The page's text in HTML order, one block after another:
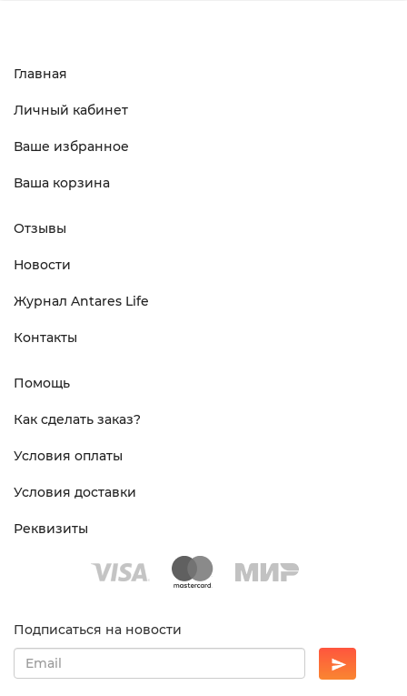
Главная
Личный кабинет
Ваше избранное
Ваша корзина
Отзывы
Новости
Журнал Antares Life
Контакты
Помощь
Как сделать заказ?
Условия оплаты
Условия доставки
Реквизиты
Подписаться на новости